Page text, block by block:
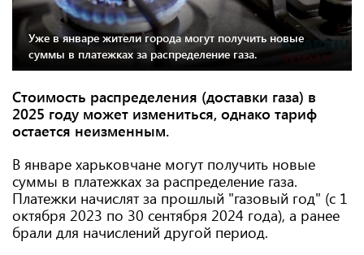
Уже в январе жители города могут получить новые
суммы в платежках за распределение газа.
Стоимость распределения (доставки газа) в
2025 году может измениться, однако тариф
остается неизменным.
В январе харьковчане могут получить новые
суммы в платежках за распределение газа.
Платежки начислят за прошлый "газовый год" (с 1
октября 2023 по 30 сентября 2024 года), а ранее
брали для начислений другой период.